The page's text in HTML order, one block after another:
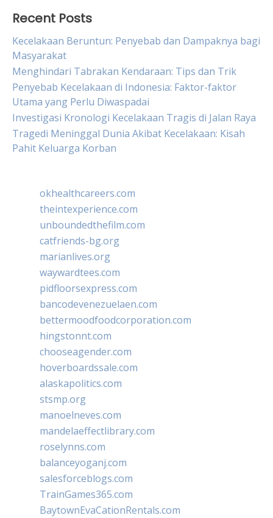
Recent Posts
Kecelakaan Beruntun: Penyebab dan Dampaknya bagi
Masyarakat
Menghindari Tabrakan Kendaraan: Tips dan Trik
Penyebab Kecelakaan di Indonesia: Faktor-faktor
Utama yang Perlu Diwaspadai
Investigasi Kronologi Kecelakaan Tragis di Jalan Raya
Tragedi Meninggal Dunia Akibat Kecelakaan: Kisah
Pahit Keluarga Korban
okhealthcareers.com
theintexperience.com
unboundedthefilm.com
catfriends-bg.org
marianlives.org
waywardtees.com
pidfloorsexpress.com
bancodevenezuelaen.com
bettermoodfoodcorporation.com
hingstonnt.com
chooseagender.com
hoverboardssale.com
alaskapolitics.com
stsmp.org
manoelneves.com
mandelaeffectlibrary.com
roselynns.com
balanceyoganj.com
salesforceblogs.com
TrainGames365.com
BaytownEvaCationRentals.com